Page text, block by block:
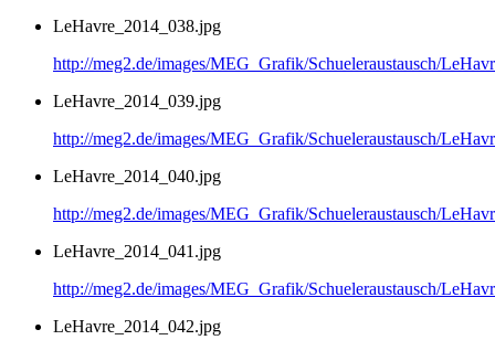
LeHavre_2014_038.jpg
http://meg2.de/images/MEG_Grafik/Schueleraustausch/
LeHavre_2014_039.jpg
http://meg2.de/images/MEG_Grafik/Schueleraustausch/
LeHavre_2014_040.jpg
http://meg2.de/images/MEG_Grafik/Schueleraustausch/
LeHavre_2014_041.jpg
http://meg2.de/images/MEG_Grafik/Schueleraustausch/
LeHavre_2014_042.jpg